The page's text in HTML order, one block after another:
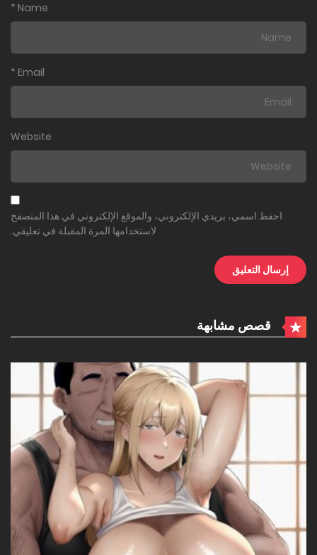
Name
*
Email
*
Website
احفظ اسمي، بريدي الإلكتروني، والموقع الإلكتروني في هذا المتصفح
لاستخدامها المرة المقبلة في تعليقي.
قصص مشابهة